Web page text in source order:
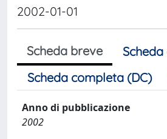
2002-01-01
Scheda breve
Scheda completa (DC)
Anno di pubblicazione
2002